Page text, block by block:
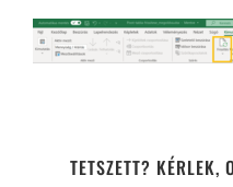
TETSZETT? KÉRLEK,